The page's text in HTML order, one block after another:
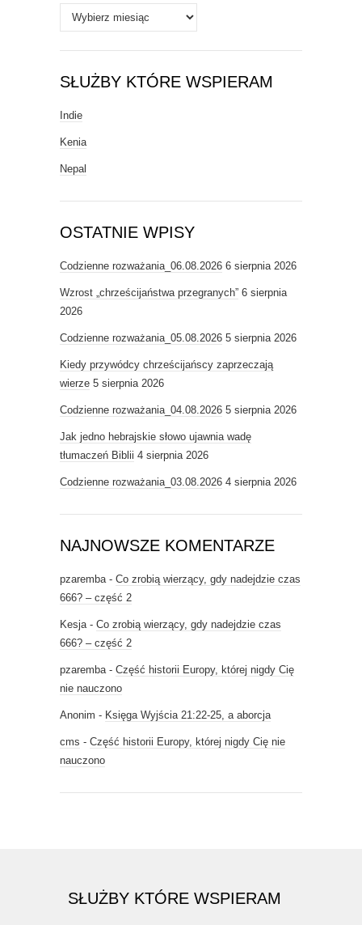
Archiwa
SŁUŻBY KTÓRE WSPIERAM
Indie
Kenia
Nepal
OSTATNIE WPISY
Codzienne rozważania_06.08.2026 6 sierpnia 2026
Wzrost „chrześcijaństwa przegranych” 6 sierpnia
2026
Codzienne rozważania_05.08.2026 5 sierpnia 2026
Kiedy przywódcy chrześcijańscy zaprzeczają
wierze 5 sierpnia 2026
Codzienne rozważania_04.08.2026 5 sierpnia 2026
Jak jedno hebrajskie słowo ujawnia wadę
tłumaczeń Biblii 4 sierpnia 2026
Codzienne rozważania_03.08.2026 4 sierpnia 2026
NAJNOWSZE KOMENTARZE
pzaremba- Co zrobią wierzący, gdy nadejdzie czas
666? – część 2
Kesja- Co zrobią wierzący, gdy nadejdzie czas
666? – część 2
pzaremba- Część historii Europy, której nigdy Cię
nie nauczono
Anonim - Księga Wyjścia 21:22-25, a aborcja
cms - Część historii Europy, której nigdy Cię nie
nauczono
SŁUŻBY KTÓRE WSPIERAM